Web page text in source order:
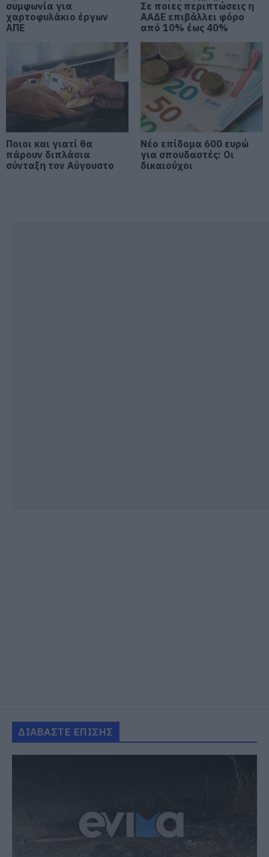
Σε πελάγη ευτυχίας
αντιδήμαρχος στην Εύβοια! Έγινε
Ευρυδίκη Βαλαβάνη: Οι
οικογενειακές διακοπές στην
Εύβοια! Δείτε σε ποια παραλία
08.08.2026 | 17:20
«Κόκκινος» συναγερμός στην
Εύβοια: Red Code αύριο Κυριακή –
Αυξημένη ετοιμότητα παντού
συμφωνία για
χαρτοφυλάκιο έργων
ΑΠΕ
Σε ποιες περιπτώσεις η
ΑΑΔΕ επιβάλλει φόρο
από 10% έως 40%
Ποιοι και γιατί θα
πάρουν διπλάσια
σύνταξη τον Αύγουστο
Νέο επίδομα 600 ευρώ
για σπουδαστές: Οι
δικαιούχοι
ΔΙΑΒΑΣΤΕ ΕΠΙΣΗΣ